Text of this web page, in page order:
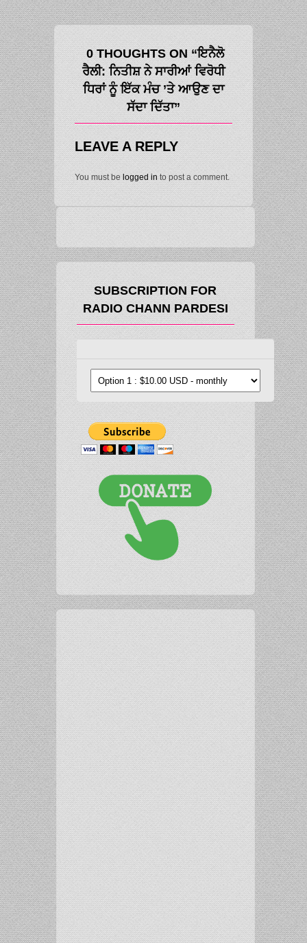
0 THOUGHTS ON “ਇਨੈਲੋ
ਰੈਲੀ: ਨਿਤੀਸ਼ ਨੇ ਸਾਰੀਆਂ ਵਿਰੋਧੀ
ਧਿਰਾਂ ਨੂੰ ਇੱਕ ਮੰਚ ’ਤੇ ਆਉਣ ਦਾ
ਸੱਦਾ ਦਿੱਤਾ”
LEAVE A REPLY
You must be logged in to post a comment.
SUBSCRIPTION FOR
RADIO CHANN PARDESI